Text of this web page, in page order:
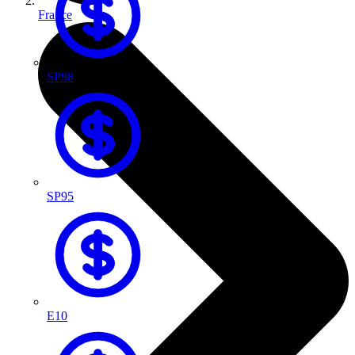
SP98
SP95
E10
France